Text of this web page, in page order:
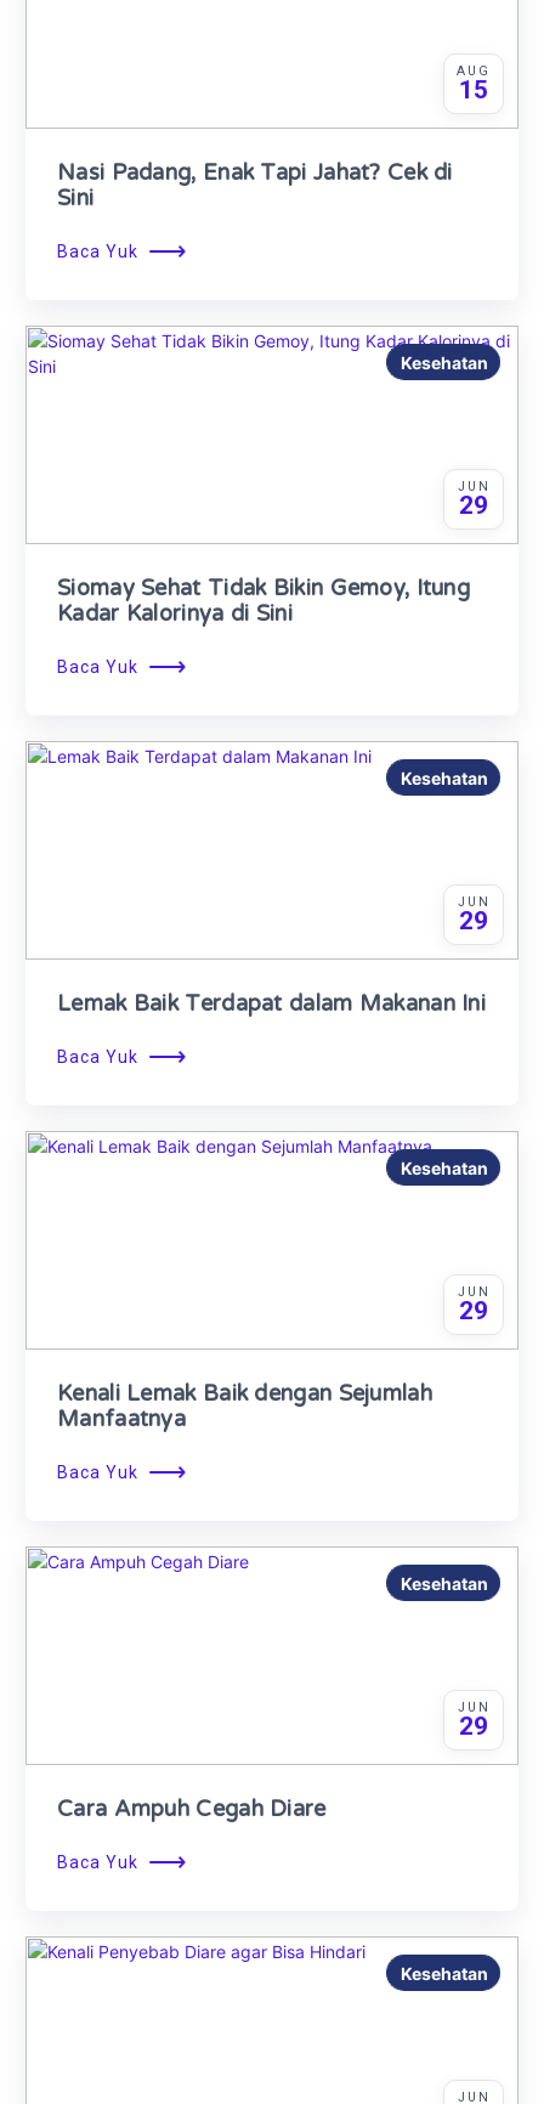
AUG
15
Nasi Padang, Enak Tapi Jahat? Cek di
Sini
Baca Yuk ⟶
Kesehatan
JUN
29
Siomay Sehat Tidak Bikin Gemoy, Itung
Kadar Kalorinya di Sini
Baca Yuk ⟶
Kesehatan
JUN
29
Lemak Baik Terdapat dalam Makanan Ini
Baca Yuk ⟶
Kesehatan
JUN
29
Kenali Lemak Baik dengan Sejumlah
Manfaatnya
Baca Yuk ⟶
Kesehatan
JUN
29
Cara Ampuh Cegah Diare
Baca Yuk ⟶
Kesehatan
JUN